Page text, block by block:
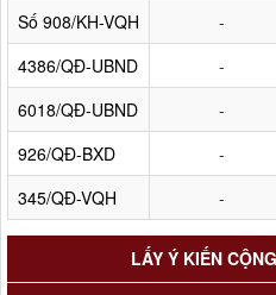
Số 908/KH-VQH
-
4386/QĐ-UBND
-
6018/QĐ-UBND
-
926/QĐ-BXD
-
345/QĐ-VQH
-
LẤY Ý KIẾN